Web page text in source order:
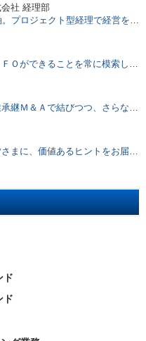
、年収面での優遇等について
の課題と可能性を探る
ての事業分離に注目
コンサルティング
方」にみるIFRS適用状況
計士への高い期待
格化を前向きにとらえる
社 経理部
型経理で経営を機動的に支える精鋭チーム
ることを常に模索し、すべて実行する！
で結びつつ、さらなる〝高み〟を目指す
価値あるヒントをお届けしていきたい
ド
ド